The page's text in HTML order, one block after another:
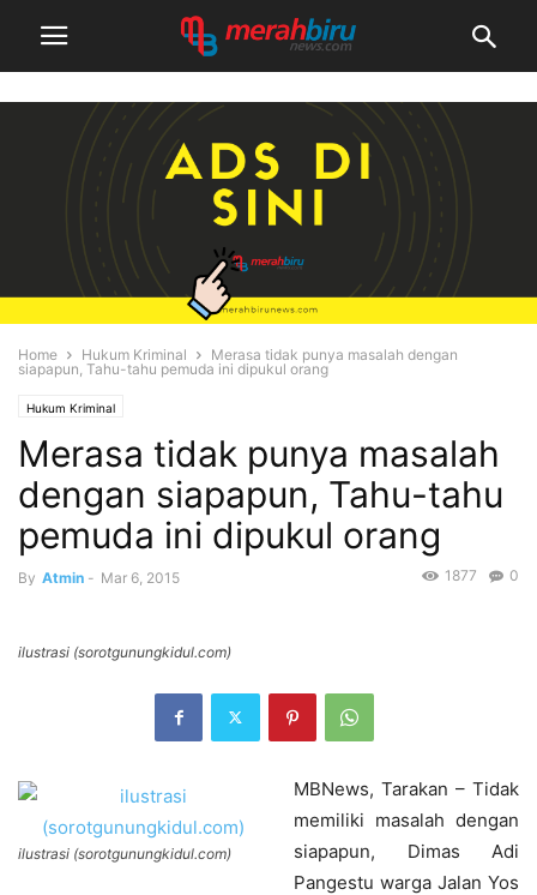
Home Hukum Kriminal
Merasa tidak punya masalah dengan
siapapun, Tahu-tahu pemuda ini dipukul orang
Hukum Kriminal
Merasa tidak punya masalah
dengan siapapun, Tahu-tahu
pemuda ini dipukul orang
By Atmin - Mar 6, 2015 0
1877
ilustrasi (sorotgunungkidul.com)
ilustrasi (sorotgunungkidul.com)
MBNews, Tarakan – Tidak
memiliki masalah dengan
siapapun, Dimas Adi
Pangestu warga Jalan Yos